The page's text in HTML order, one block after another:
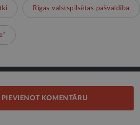
Rīgas valstspilsētas pašvaldība
PIEVIENOT KOMENTĀRU